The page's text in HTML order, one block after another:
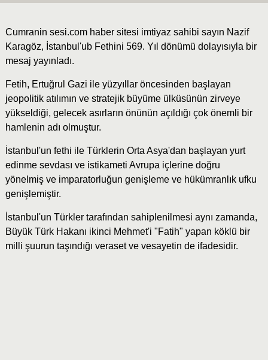
Cumranin sesi.com haber sitesi imtiyaz sahibi sayın Nazif
Karagöz, İstanbul'ub Fethini 569. Yıl dönümü dolayısıyla bir
mesaj yayınladı.
Fetih, Ertuğrul Gazi ile yüzyıllar öncesinden başlayan
jeopolitik atılımın ve stratejik büyüme ülküsünün zirveye
yükseldiği, gelecek asırların önünün açıldığı çok önemli bir
hamlenin adı olmuştur.
İstanbul'un fethi ile Türklerin Orta Asya'dan başlayan yurt
edinme sevdası ve istikameti Avrupa içlerine doğru
yönelmiş ve imparatorluğun genişleme ve hükümranlık ufku
genişlemiştir.
İstanbul'un Türkler tarafından sahiplenilmesi aynı zamanda,
Büyük Türk Hakanı ikinci Mehmet'i "Fatih" yapan köklü bir
milli şuurun taşındığı veraset ve vesayetin de ifadesidir.